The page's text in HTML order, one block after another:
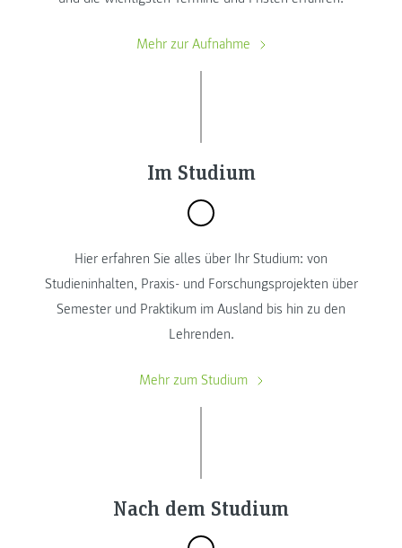
Mehr zur Aufnahme
Im Studium
Hier erfahren Sie alles über Ihr Studium: von
Studieninhalten, Praxis- und Forschungsprojekten über
Semester und Praktikum im Ausland bis hin zu den
Lehrenden.
Mehr zum Studium
Nach dem Studium